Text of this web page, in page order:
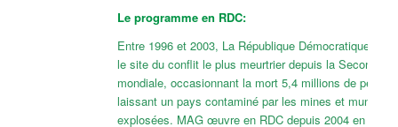
Le programme en RDC:
Entre 1996 et 2003, La République Démocratique du
le site du conflit le plus meurtrier depuis la Seconde
mondiale, occasionnant la mort 5,4 millions de
laissant un pays contaminé par les mines et
explosées. MAG œuvre en RDC depuis 2004 en